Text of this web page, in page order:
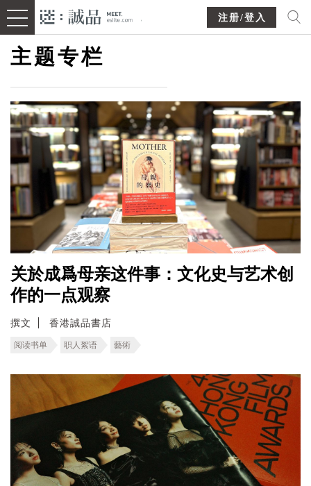
注册/登入
主题专栏
关於成爲母亲这件事：文化史与艺术创
作的一点观察
撰文 香港誠品書店
阅读书单 职人絮语 藝術